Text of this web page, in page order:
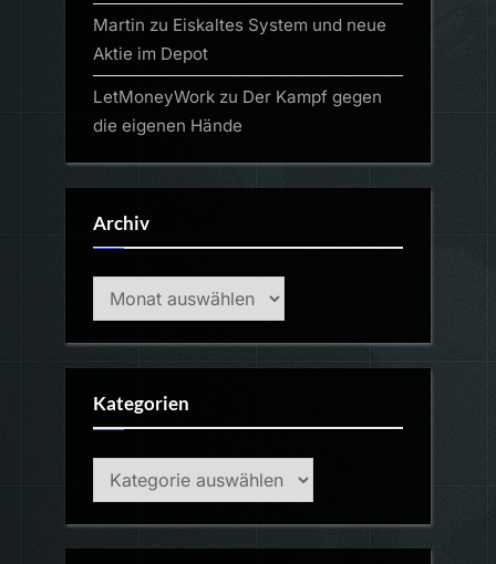
Martin zu Eiskaltes System und neue
Aktie im Depot
LetMoneyWork zu Der Kampf gegen
die eigenen Hände
Archiv
Archiv
Kategorien
Kategorien